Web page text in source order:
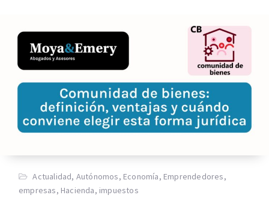
Actualidad, Autónomos, Economía, Emprendedores,
empresas, Hacienda, impuestos